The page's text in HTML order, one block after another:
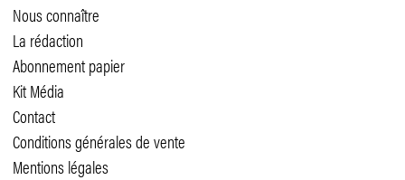
Nous connaître
La rédaction
Abonnement papier
Kit Média
Contact
Conditions générales de vente
Mentions légales